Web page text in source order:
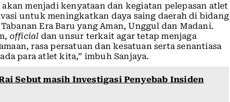
menjadi kenyataan dan kegiatan pelepasan atlet
untuk meningkatkan daya saing daerah di bidang
Era Baru yang Aman, Unggul dan Madani.
official dan unsur terkait agar tetap menjaga
rasa persatuan dan kesatuan serta senantiasa
para atlet kita,” imbuh Sanjaya.
Sebut masih Investigasi Penyebab Insiden